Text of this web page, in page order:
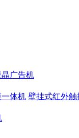
广告机
体机 壁挂式红外触